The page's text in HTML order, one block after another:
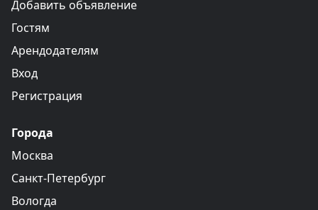
Добавить объявление
Гостям
Арендодателям
Вход
Регистрация
Города
Москва
Санкт-Петербург
Вологда